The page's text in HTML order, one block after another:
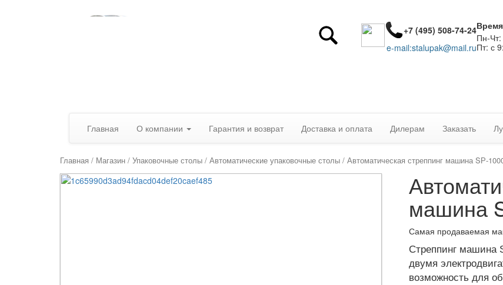
+7 (495) 508-74-24
e-mail:stalupak@mail.ru
Пн-
Пт: с
Главная О компании Гарантия и возврат Доставка и оплата Дилерам Заказать
Главная / Магазин / Упаковочные столы / Автоматические упаковочные столы / Автоматическая стреппинг машина SР-
машина
Самая продаваемая
Стреппинг машина
двумя
возможность для